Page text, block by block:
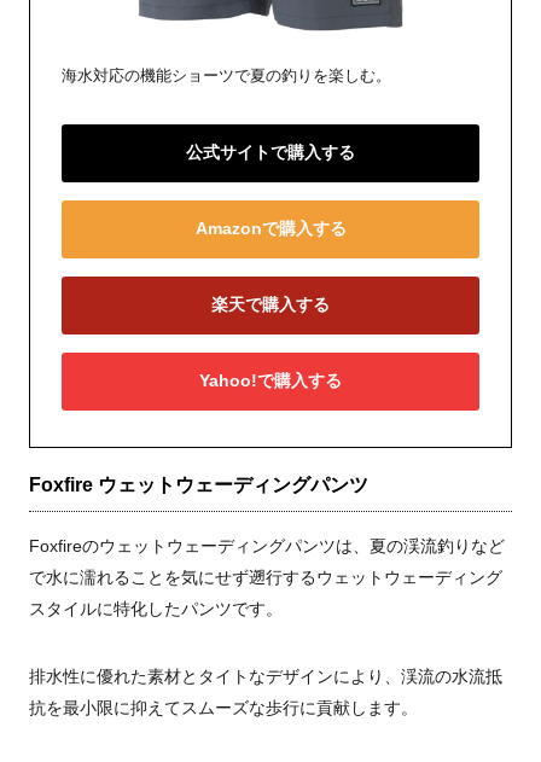
海水対応の機能ショーツで夏の釣りを楽しむ。
公式サイトで購入する
Amazonで購入する
楽天で購入する
Yahoo!で購入する
Foxfire ウェットウェーディングパンツ
Foxfireのウェットウェーディングパンツは、夏の渓流釣りなど
で水に濡れることを気にせず遡行するウェットウェーディング
スタイルに特化したパンツです。
排水性に優れた素材とタイトなデザインにより、渓流の水流抵
抗を最小限に抑えてスムーズな歩行に貢献します。